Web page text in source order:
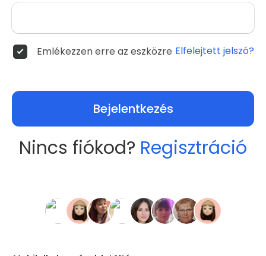
Emlékezzen erre az eszközre Elfelejtett jelszó?
Bejelentkezés
Nincs fiókod? Regisztráció